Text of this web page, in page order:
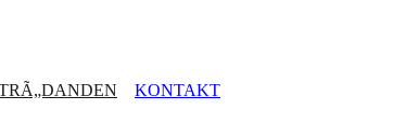
KONTAKT